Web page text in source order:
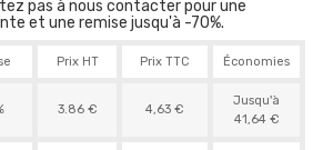
pas à nous contacter pour une
et une remise jusqu'à -70%.
Prix HT Prix TTC Économies
3.86 € 4,63 €
Jusqu'à
41,64 €